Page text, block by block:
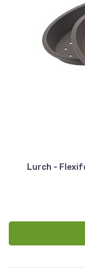
Lurch -